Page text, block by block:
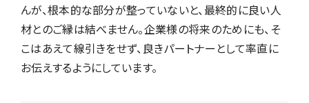
んが、根本的な部分が整っていないと、最終的に良い人
材とのご縁は結べません。企業様の将来のためにも、そ
こはあえて線引きをせず、良きパートナーとして率直に
お伝えするようにしています。